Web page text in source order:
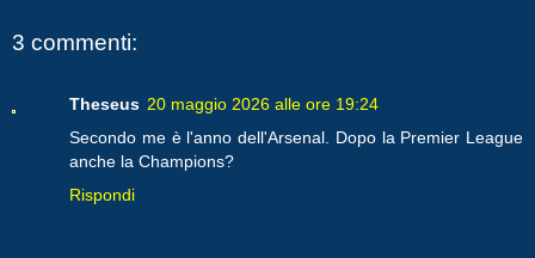
3 commenti:
Theseus 20 maggio 2026 alle ore 19:24
Secondo me è l'anno dell'Arsenal. Dopo la Premier League
anche la Champions?
Rispondi